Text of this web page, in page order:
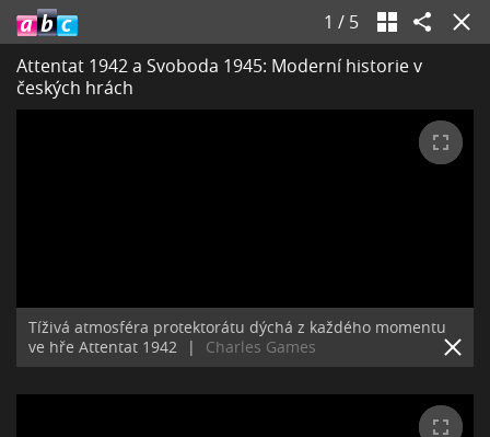
1 / 5
Attentat 1942 a Svoboda 1945: Moderní historie v
českých hrách
Tíživá atmosféra protektorátu dýchá z každého momentu
ve hře Attentat 1942
| Charles Games